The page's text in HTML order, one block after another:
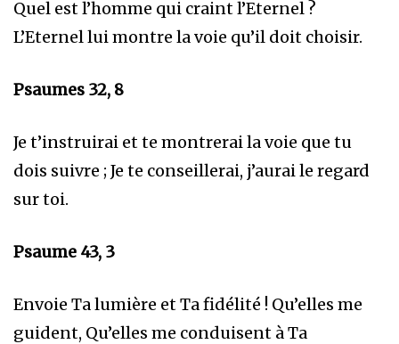
Quel est l’homme qui craint l’Eternel ?
L’Eternel lui montre la voie qu’il doit choisir.
Psaumes 32, 8
Je t’instruirai et te montrerai la voie que tu
dois suivre ; Je te conseillerai, j’aurai le regard
sur toi.
Psaume 43, 3
Envoie Ta lumière et Ta fidélité ! Qu’elles me
guident, Qu’elles me conduisent à Ta